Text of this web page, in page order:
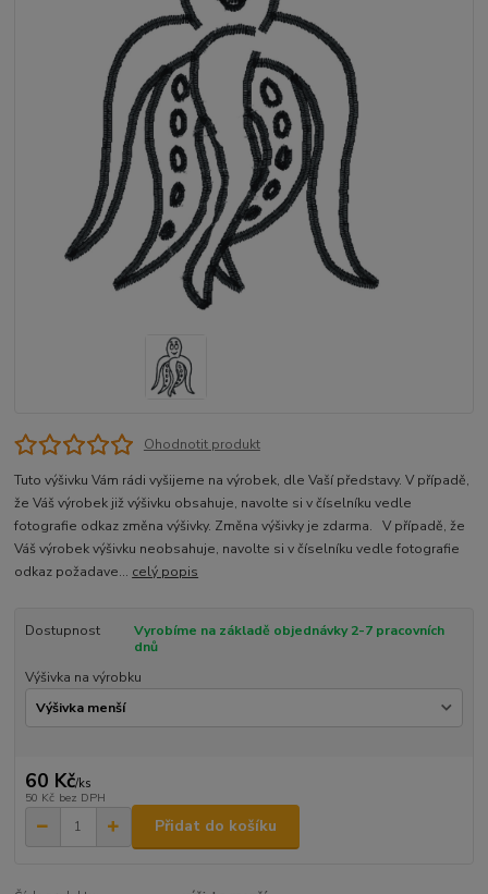
Ohodnotit produkt
Tuto výšivku Vám rádi vyšijeme na výrobek, dle Vaší představy. V případě,
že Váš výrobek již výšivku obsahuje, navolte si v číselníku vedle
fotografie odkaz změna výšivky. Změna výšivky je zdarma. V případě, že
Váš výrobek výšivku neobsahuje, navolte si v číselníku vedle fotografie
odkaz požadave... celý popis
Dostupnost
Vyrobíme na základě objednávky 2-7 pracovních
dnů
Výšivka na výrobku
60 Kč/ks
50 Kč bez DPH
Přidat do košíku